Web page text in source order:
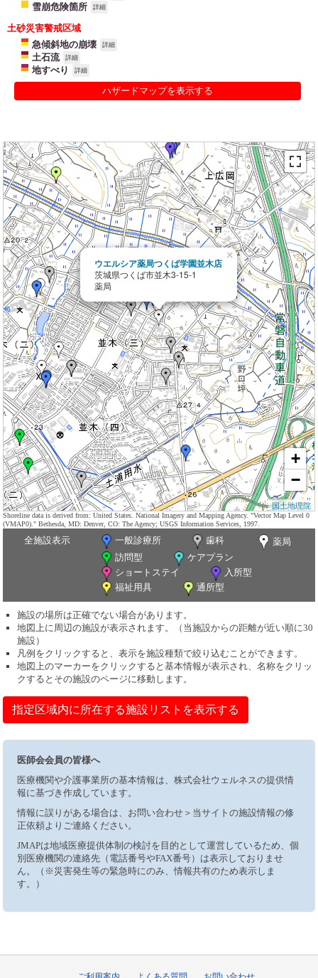
雪崩危険箇所 詳細
土砂災害警戒区域
急傾斜地の崩壊
詳細
土石流 詳細
地すべり 詳細
ハザードマップを表示する
ウエルシア薬局つくば学園並木店
茨城県つくば市並木3-15-1
薬局
×
+
−
国土地理院
Shoreline data is derived from: United States. National Imagery and Mapping Agency. "Vector Map Level 0
(VMAP0)." Bethesda, MD: Denver, CO: The Agency; USGS Information Services, 1997.
全施設表示 一般診療所 歯科
薬局
訪問型
ケアプラン
ショートステイ
入所型
福祉用具
通所型
施設の場所は正確でない場合があります。
地図上に周辺の施設が表示されます。（当施設からの距離が近い順に30
施設）
凡例をクリックすると、表示を施設種類で絞り込むことができます。
地図上のマーカーをクリックすると基本情報が表示され、名称をクリッ
クするとその施設のページに移動します。
指定区域内に所在する施設リストを表示する
医師会会員の皆様へ
医療機関や介護事業所の基本情報は、株式会社ウェルネスの提供情
報に基づき作成しています。
情報に誤りがある場合は、お問い合わせ＞当サイトの施設情報の修
正依頼よりご連絡ください。
JMAPは地域医療提供体制の検討を目的として運営しているため、個
別医療機関の連絡先（電話番号やFAX番号）は表示しておりませ
ん。（※災害発生等の緊急時にのみ、情報共有のため表示しま
す。）